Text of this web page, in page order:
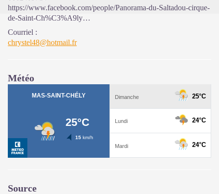
https://www.facebook.com/people/Panorama-du-Saltadou-cirque-
de-Saint-Ch%C3%A9ly…
Courriel :
chrystel48@hotmail.fr
Météo
Source